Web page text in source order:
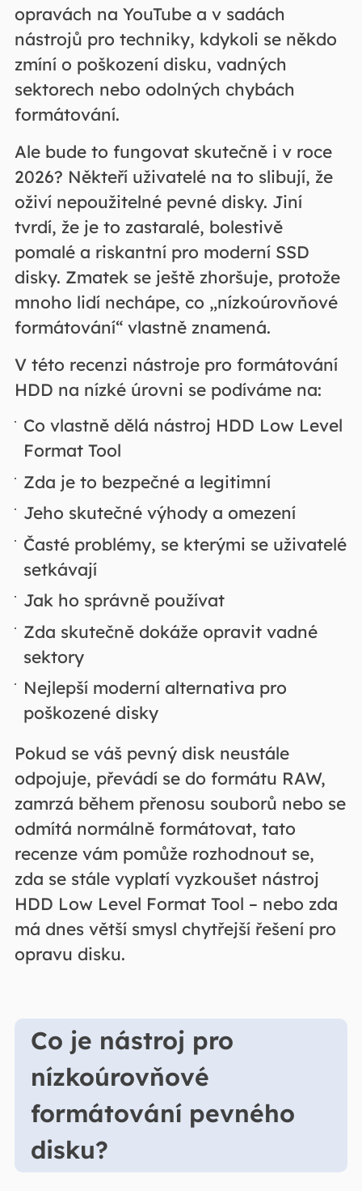
opravách na YouTube a v sadách
nástrojů pro techniky, kdykoli se někdo
zmíní o poškození disku, vadných
sektorech nebo odolných chybách
formátování.
Ale bude to fungovat skutečně i v roce
2026? Někteří uživatelé na to slibují, že
oživí nepoužitelné pevné disky. Jiní
tvrdí, že je to zastaralé, bolestivě
pomalé a riskantní pro moderní SSD
disky. Zmatek se ještě zhoršuje, protože
mnoho lidí nechápe, co „nízkoúrovňové
formátování“ vlastně znamená.
V této recenzi nástroje pro formátování
HDD na nízké úrovni se podíváme na:
Co vlastně dělá nástroj HDD Low Level
Format Tool
Zda je to bezpečné a legitimní
Jeho skutečné výhody a omezení
Časté problémy, se kterými se uživatelé
setkávají
Jak ho správně používat
Zda skutečně dokáže opravit vadné
sektory
Nejlepší moderní alternativa pro
poškozené disky
Pokud se váš pevný disk neustále
odpojuje, převádí se do formátu RAW,
zamrzá během přenosu souborů nebo se
odmítá normálně formátovat, tato
recenze vám pomůže rozhodnout se,
zda se stále vyplatí vyzkoušet nástroj
HDD Low Level Format Tool – nebo zda
má dnes větší smysl chytřejší řešení pro
opravu disku.
Co je nástroj pro
nízkoúrovňové
formátování pevného
disku?